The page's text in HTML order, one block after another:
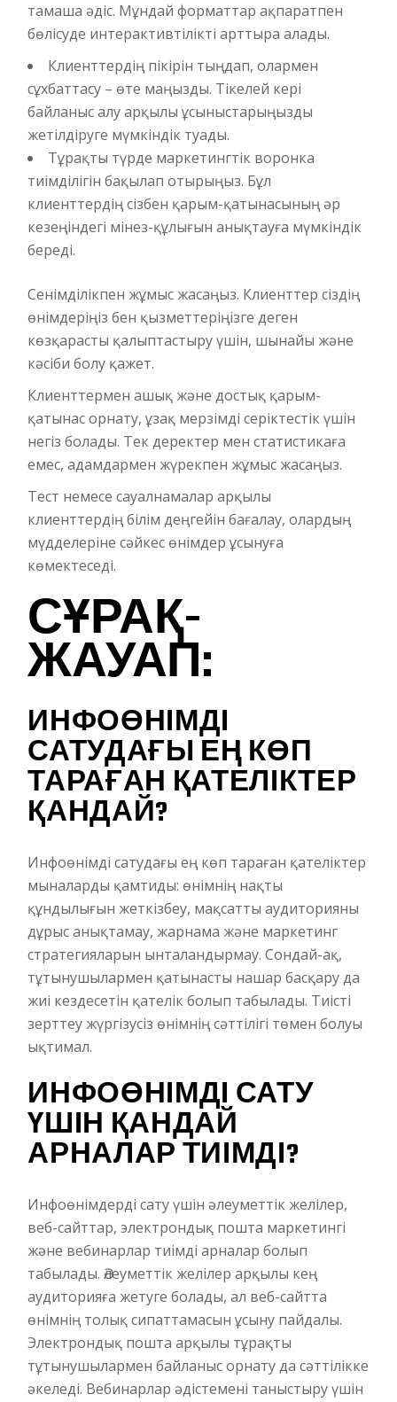
тамаша әдіс. Мұндай форматтар ақпаратпен
бөлісуде интерактивтілікті арттыра алады.
Клиенттердің пікірін тыңдап, олармен
сұхбаттасу – өте маңызды. Тікелей кері
байланыс алу арқылы ұсыныстарыңызды
жетілдіруге мүмкіндік туады.
Тұрақты түрде маркетингтік воронка
тиімділігін бақылап отырыңыз. Бұл
клиенттердің сізбен қарым-қатынасының әр
кезеңіндегі мінез-құлығын анықтауға мүмкіндік
береді.
Сенімділікпен жұмыс жасаңыз. Клиенттер сіздің
өнімдеріңіз бен қызметтеріңізге деген
көзқарасты қалыптастыру үшін, шынайы және
кәсіби болу қажет.
Клиенттермен ашық және достық қарым-
қатынас орнату, ұзақ мерзімді серіктестік үшін
негіз болады. Тек деректер мен статистикаға
емес, адамдармен жүрекпен жұмыс жасаңыз.
Тест немесе сауалнамалар арқылы
клиенттердің білім деңгейін бағалау, олардың
мүдделеріне сәйкес өнімдер ұсынуға
көмектеседі.
СҰРАҚ-
ЖАУАП:
ИНФОӨНІМДІ
САТУДАҒЫ ЕҢ КӨП
ТАРАҒАН ҚАТЕЛІКТЕР
ҚАНДАЙ?
Инфоөнімді сатудағы ең көп тараған қателіктер
мыналарды қамтиды: өнімнің нақты
құндылығын жеткізбеу, мақсатты аудиторияны
дұрыс анықтамау, жарнама және маркетинг
стратегияларын ынталандырмау. Сондай-ақ,
тұтынушылармен қатынасты нашар басқару да
жиі кездесетін қателік болып табылады. Тиісті
зерттеу жүргізусіз өнімнің сәттілігі төмен болуы
ықтимал.
ИНФОӨНІМДІ САТУ
ҮШІН ҚАНДАЙ
АРНАЛАР ТИІМДІ?
Инфоөнімдерді сату үшін әлеуметтік желілер,
веб-сайттар, электрондық пошта маркетингі
және вебинарлар тиімді арналар болып
табылады. Әлеуметтік желілер арқылы кең
аудиторияға жетуге болады, ал веб-сайтта
өнімнің толық сипаттамасын ұсыну пайдалы.
Электрондық пошта арқылы тұрақты
тұтынушылармен байланыс орнату да сәттілікке
әкеледі. Вебинарлар әдістемені таныстыру үшін